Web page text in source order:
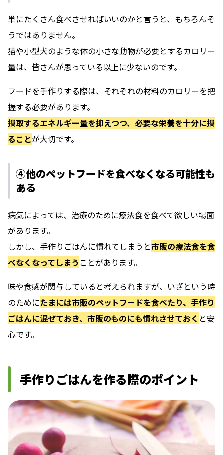
単にたくさん食べさせればいいのかと言うと、もちろんそ
うではありません。
猫や小型犬のような体の小さな動物が必要とするカロリー
量は、皆さんが思っている以上に少ないのです。
フードを手作りする際は、それぞれの材料のカロリーを把
握する必要があります。
摂取するエネルギー量を抑えつつ、必要な栄養を十分に摂
ることが大切です。
④他のペットフードを食べなくなる可能性も
ある
病気によっては、治療のために療法食を食べて欲しい場面
があります。
しかし、手作りごはんに慣れてしまうと市販の療法食を食
べなくなってしまうことがあります。
味や食感が関与していると考えられますが、いざという時
のためにたまには市販のペットフードを食べたり、手作り
ごはんに混ぜておき、市販のものにも慣れさせておく と安
心です。
手作りごはんを作る際のポイント